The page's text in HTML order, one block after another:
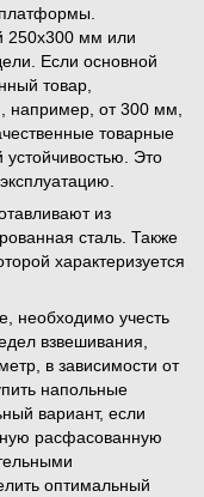
250х300 мм или
Если основной
товар,
например, от 300 мм,
товарные
Это
из
сталь. Также
характеризуется
необходимо учесть
взвешивания,
в зависимости от
напольные
вариант, если
расфасованную
оптимальный